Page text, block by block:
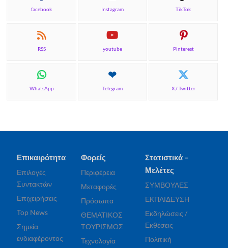
facebook Instagram TikTok
RSS youtube Pinterest
WhatsApp Telegram X / Twitter
Επικαιρότητα
Επιλογές
Συντακτών
Επιχειρήσεις
Top News
Σημεία
ενδιαφέροντος
Φορείς
Περιφέρεια
Μεταφορές
Πρόσωπα
ΘΕΜΑΤΙΚΟΣ
ΤΟΥΡΙΣΜΟΣ
Τεχνολογία
Στατιστικά –
Μελέτες
ΣΥΜΒΟΥΛΕΣ
ΕΚΠΑΙΔΕΥΣΗ
Εκδηλώσεις /
Εκθέσεις
Πολιτική